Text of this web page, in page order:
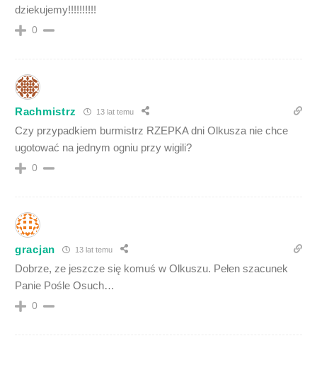
dziekujemy!!!!!!!!!!
0
Rachmistrz 13 lat temu
Czy przypadkiem burmistrz RZEPKA dni Olkusza nie chce
ugotować na jednym ogniu przy wigili?
0
gracjan 13 lat temu
Dobrze, ze jeszcze się komuś w Olkuszu. Pełen szacunek
Panie Pośle Osuch…
0